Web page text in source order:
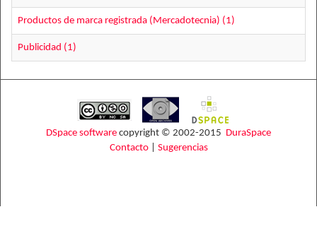
Productos de marca registrada (Mercadotecnia) (1)
Publicidad (1)
DSpace software copyright © 2002-2015 DuraSpace
Contacto| Sugerencias